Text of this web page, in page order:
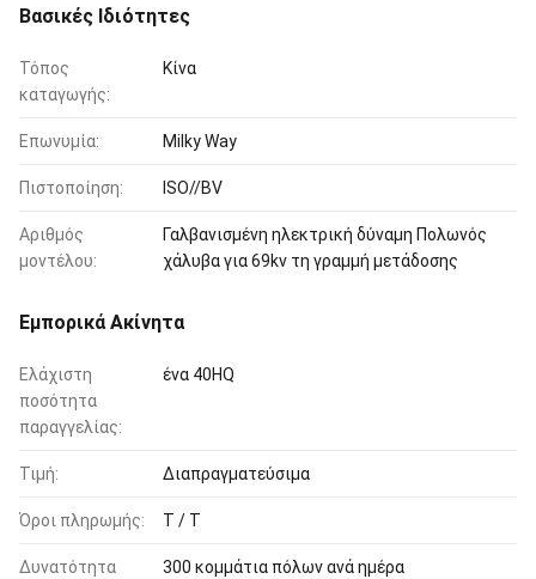
Βασικές Ιδιότητες
Τόπος
καταγωγής:
Κίνα
Επωνυμία: Milky Way
Πιστοποίηση: ISO//BV
Αριθμός
μοντέλου:
Γαλβανισμένη ηλεκτρική δύναμη Πολωνός
χάλυβα για 69kv τη γραμμή μετάδοσης
Εμπορικά Ακίνητα
Ελάχιστη
ποσότητα
παραγγελίας:
ένα 40HQ
Τιμή: Διαπραγματεύσιμα
Όροι πληρωμής: T / T
Δυνατότητα
300 κομμάτια πόλων ανά ημέρα